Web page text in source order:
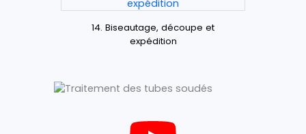
14. Biseautage, découpe et
expédition